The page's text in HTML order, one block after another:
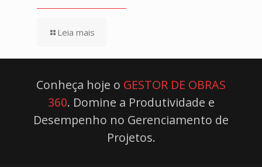
Leia mais
Conheça hoje o GESTOR DE OBRAS
360. Domine a Produtividade e
Desempenho no Gerenciamento de
Projetos.